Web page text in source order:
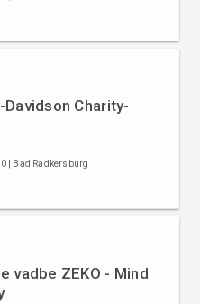
Davidson Charity-
| Bad Radkersburg
vadbe ZEKO - Mind